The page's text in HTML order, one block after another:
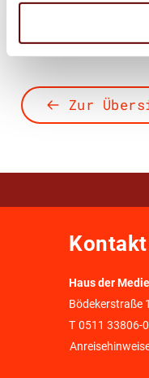
Zur
Kontakt
Haus der
Bödekerstraße
T 0511 33806-0